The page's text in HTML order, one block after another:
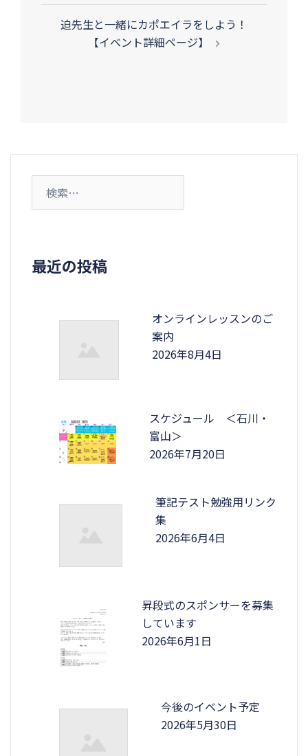
ビ 迫先生と一緒にカポエイラをしよう！
【イベント詳細ページ】
最近の投稿
オンラインレッスンのご
案内
2026年8月4日
スケジュール ＜石川・
富山＞
2026年7月20日
筆記テスト勉強用リンク
集
2026年6月4日
昇段式のスポンサーを募集
しています
2026年6月1日
今後のイベント予定
2026年5月30日